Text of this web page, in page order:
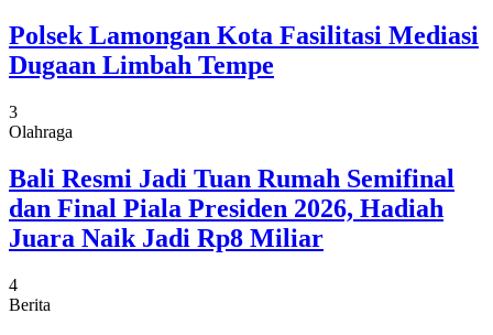
Polsek Lamongan Kota Fasilitasi Mediasi
Dugaan Limbah Tempe
3
Olahraga
Bali Resmi Jadi Tuan Rumah Semifinal
dan Final Piala Presiden 2026, Hadiah
Juara Naik Jadi Rp8 Miliar
4
Berita